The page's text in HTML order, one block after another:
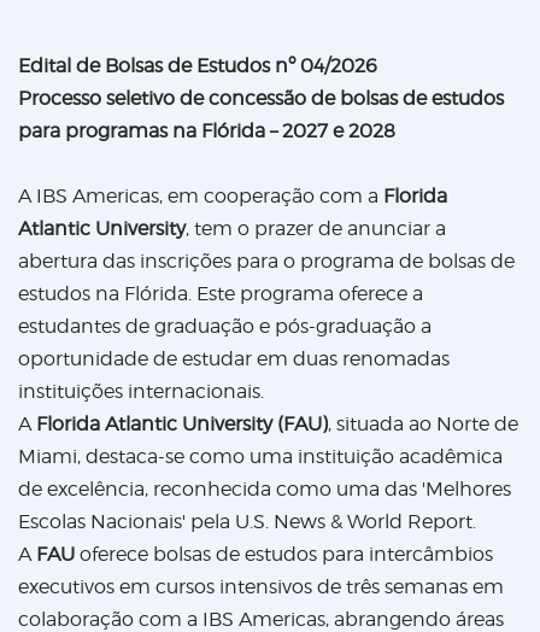
Edital de Bolsas de Estudos nº 04/2026
Processo seletivo de concessão de bolsas de estudos
para programas na Flórida – 2027 e 2028
A IBS Americas, em cooperação com a Florida
Atlantic University, tem o prazer de anunciar a
abertura das inscrições para o programa de bolsas de
estudos na Flórida. Este programa oferece a
estudantes de graduação e pós-graduação a
oportunidade de estudar em duas renomadas
instituições internacionais.
A Florida Atlantic University (FAU), situada ao Norte de
Miami, destaca-se como uma instituição acadêmica
de excelência, reconhecida como uma das 'Melhores
Escolas Nacionais' pela U.S. News & World Report.
A FAU oferece bolsas de estudos para intercâmbios
executivos em cursos intensivos de três semanas em
colaboração com a IBS Americas, abrangendo áreas